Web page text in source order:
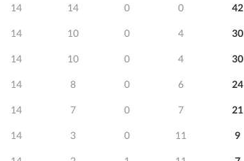
14 14 0 0 42
14 10 0 4 30
14 10 0 4 30
14 8 0 6 24
14 7 0 7 21
14 3 0 11 9